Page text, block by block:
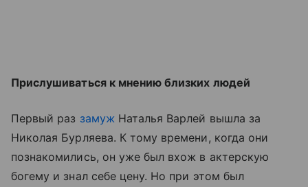
Прислушиваться к мнению близких людей
Первый раз замуж Наталья Варлей вышла за
Николая Бурляева. К тому времени, когда они
познакомились, он уже был вхож в актерскую
богему и знал себе цену. Но при этом был